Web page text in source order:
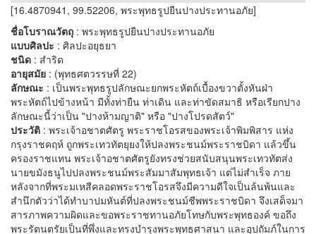
[16.4870941, 99.52206, พระพุทธรูปยืนปางประทานอภัย]
ชื่อโบราณวัตถุ : พระพุทธรูปยืนปางประทานอภัย
แบบศิลปะ : ศิลปะอยุธยา
ชนิด : สำริด
อายุสมัย : (พุทธศตวรรษที่ 22)
ลักษณะ : เป็นพระพุทธรูปลักษณะยกพระหัตถ์เบื้องขวาตั้งหันฝ่า
พระหัตถ์ไปข้างหน้า มีทั้งท่ายืน ท่าเดิน และท่าขัดสมาธิ หรือเรียกปาง
ลักษณะนี้ว่าเป็น "ปางห้ามญาติ" หรือ "ปางโปรดสัตว์"
ประวัติ : พระเจ้าอชาตศัตรู พระราชโอรสของพระเจ้าพิมพิสาร แห่ง
กรุงราชคฤห์ ถูกพระเทวทัตยุยงให้ปลงพระชนม์พระราชบิดา แล้วขึ้น
ครองราชแทน พระเจ้าอชาตศัตรูยังทรงช่วยสนับสนุนพระเทวทัตส่ง
นายขมังธนูไปปลงพระชนม์พระสัมมาสัมพุทธเจ้า แต่ไม่สำเร็จ ภาย
หลังจากที่พระมเหสีคลอดพระราชโอรสจึงมีความดีใจเป็นล้นพ้นและ
สำนึกตัวว่าได้ทำบาปมหันต์ที่ปลงพระชนม์ชีพพระราชบิดา จึงเสด็จมา
สารภาพความผิดและขอพระราชทานอภัยโทษกับพระพุทธองค์ ขอถึง
พระรัตนตรัยเป็นที่พึ่งและทรงบำรุงพระพุทธศาสนา และอุปถัมภ์ในการ